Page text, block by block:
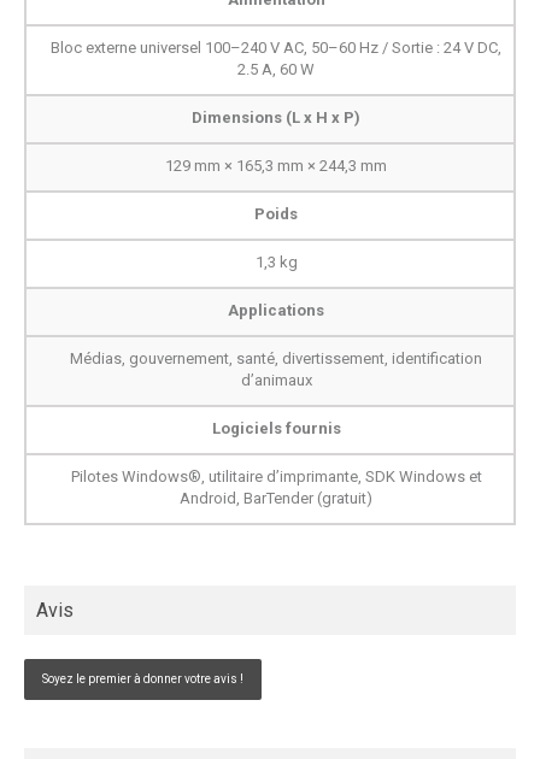
Bloc externe universel 100–240 V AC, 50–60 Hz / Sortie : 24 V DC,
2.5 A, 60 W
Dimensions (L x H x P)
129 mm × 165,3 mm × 244,3 mm
Poids
1,3 kg
Applications
Médias, gouvernement, santé, divertissement, identification
d’animaux
Logiciels fournis
Pilotes Windows®, utilitaire d’imprimante, SDK Windows et
Android, BarTender (gratuit)
Avis
Soyez le premier à donner votre avis !